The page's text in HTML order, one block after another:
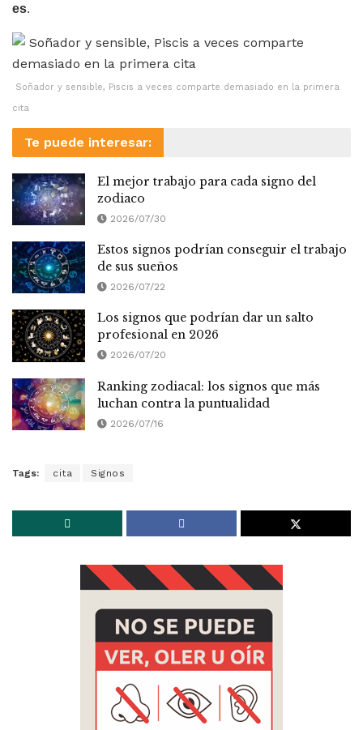
es.
Soñador y sensible, Piscis a veces comparte demasiado en la primera
cita
Te puede interesar:
El mejor trabajo para cada signo del
zodiaco
2026/07/30
Estos signos podrían conseguir el trabajo
de sus sueños
2026/07/22
Los signos que podrían dar un salto
profesional en 2026
2026/07/20
Ranking zodiacal: los signos que más
luchan contra la puntualidad
2026/07/16
Tags: cita Signos